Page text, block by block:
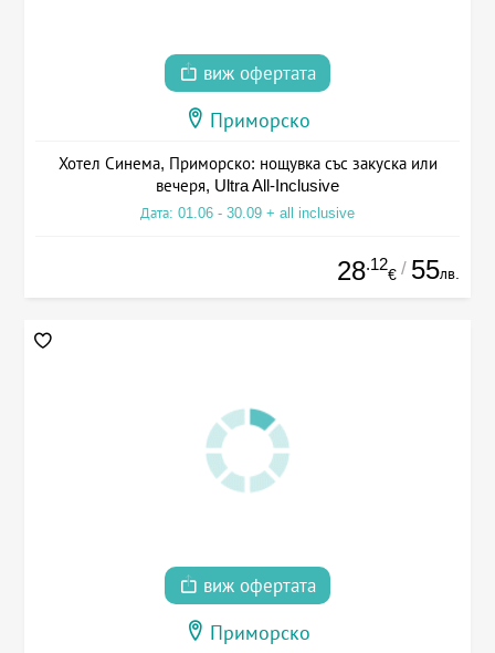
виж офертата
Приморско
Хотел Синема, Приморско: нощувка със закуска или
вечеря, Ultra All-Inclusive
Дата: 01.06 - 30.09 + all inclusive
28.12
€ / 55лв.
виж офертата
Приморско